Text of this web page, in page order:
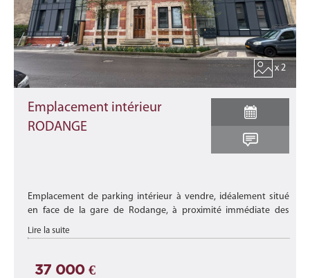
x 2
Emplacement intérieur
RODANGE
Emplacement de parking intérieur à vendre, idéalement situé
en face de la gare de Rodange, à proximité immédiate des
commerces, des crèches, des transports en commun et de
toutes les commodit� ...
Lire la suite
37 000 €